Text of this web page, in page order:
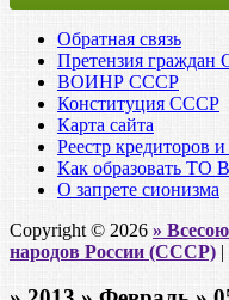
Обратная связь
Претензия
ВОИНР СССР
Конституция СССР
Карта сайта
Реестр кредиторов
Как образовать
О запрете сионизма
Copyright © 2026 »
народов России (СССР)